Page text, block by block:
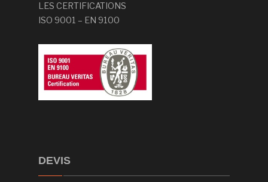
LES CERTIFICATIONS
ISO 9001 – EN 9100
DEVIS